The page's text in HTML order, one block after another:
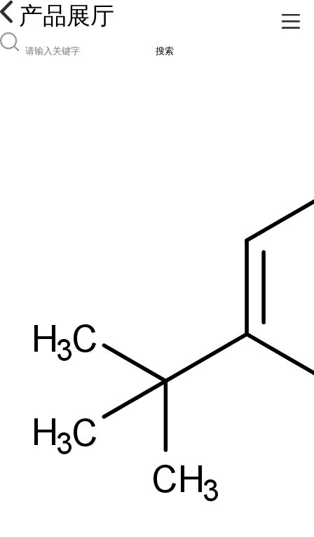
产品展厅
搜索